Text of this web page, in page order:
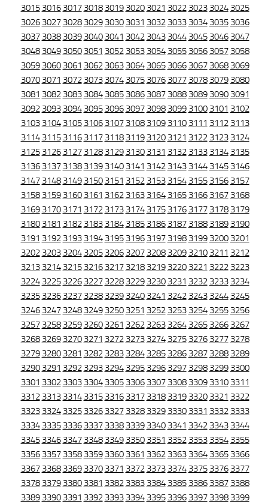
3015 3016 3017 3018 3019 3020 3021 3022 3023 3024 3025
3026 3027 3028 3029 3030 3031 3032 3033 3034 3035 3036
3037 3038 3039 3040 3041 3042 3043 3044 3045 3046 3047
3048 3049 3050 3051 3052 3053 3054 3055 3056 3057 3058
3059 3060 3061 3062 3063 3064 3065 3066 3067 3068 3069
3070 3071 3072 3073 3074 3075 3076 3077 3078 3079 3080
3081 3082 3083 3084 3085 3086 3087 3088 3089 3090 3091
3092 3093 3094 3095 3096 3097 3098 3099 3100 3101 3102
3103 3104 3105 3106 3107 3108 3109 3110 3111 3112 3113
3114 3115 3116 3117 3118 3119 3120 3121 3122 3123 3124
3125 3126 3127 3128 3129 3130 3131 3132 3133 3134 3135
3136 3137 3138 3139 3140 3141 3142 3143 3144 3145 3146
3147 3148 3149 3150 3151 3152 3153 3154 3155 3156 3157
3158 3159 3160 3161 3162 3163 3164 3165 3166 3167 3168
3169 3170 3171 3172 3173 3174 3175 3176 3177 3178 3179
3180 3181 3182 3183 3184 3185 3186 3187 3188 3189 3190
3191 3192 3193 3194 3195 3196 3197 3198 3199 3200 3201
3202 3203 3204 3205 3206 3207 3208 3209 3210 3211 3212
3213 3214 3215 3216 3217 3218 3219 3220 3221 3222 3223
3224 3225 3226 3227 3228 3229 3230 3231 3232 3233 3234
3235 3236 3237 3238 3239 3240 3241 3242 3243 3244 3245
3246 3247 3248 3249 3250 3251 3252 3253 3254 3255 3256
3257 3258 3259 3260 3261 3262 3263 3264 3265 3266 3267
3268 3269 3270 3271 3272 3273 3274 3275 3276 3277 3278
3279 3280 3281 3282 3283 3284 3285 3286 3287 3288 3289
3290 3291 3292 3293 3294 3295 3296 3297 3298 3299 3300
3301 3302 3303 3304 3305 3306 3307 3308 3309 3310 3311
3312 3313 3314 3315 3316 3317 3318 3319 3320 3321 3322
3323 3324 3325 3326 3327 3328 3329 3330 3331 3332 3333
3334 3335 3336 3337 3338 3339 3340 3341 3342 3343 3344
3345 3346 3347 3348 3349 3350 3351 3352 3353 3354 3355
3356 3357 3358 3359 3360 3361 3362 3363 3364 3365 3366
3367 3368 3369 3370 3371 3372 3373 3374 3375 3376 3377
3378 3379 3380 3381 3382 3383 3384 3385 3386 3387 3388
3389 3390 3391 3392 3393 3394 3395 3396 3397 3398 3399